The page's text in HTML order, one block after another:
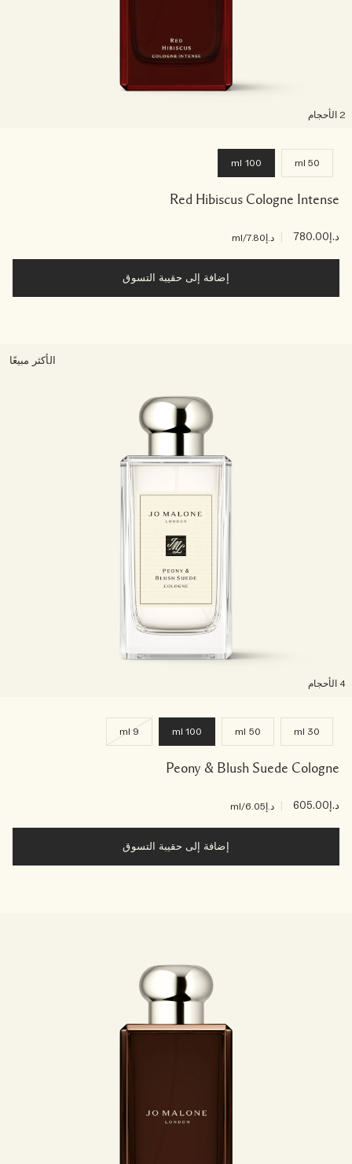
50 ml
100 ml
Red Hibiscus Cologne Intense
د.إ780.00 د.إ7.80 /ml
إضافة إلى حقيبة التسوق
الأكثر مبيعًا
30 ml
50 ml
100 ml
Peony & Blush Suede Cologne
د.إ605.00 د.إ6.05 /ml
إضافة إلى حقيبة التسوق